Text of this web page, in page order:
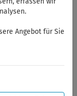
Angebot für Sie